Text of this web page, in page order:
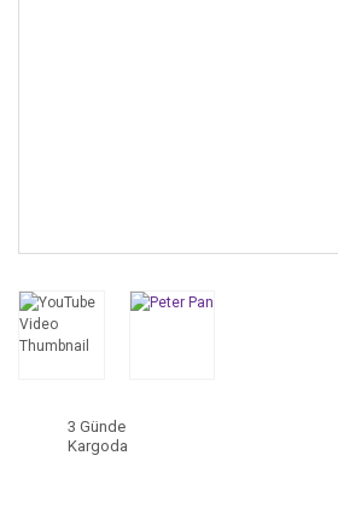
3 Günde
Kargoda